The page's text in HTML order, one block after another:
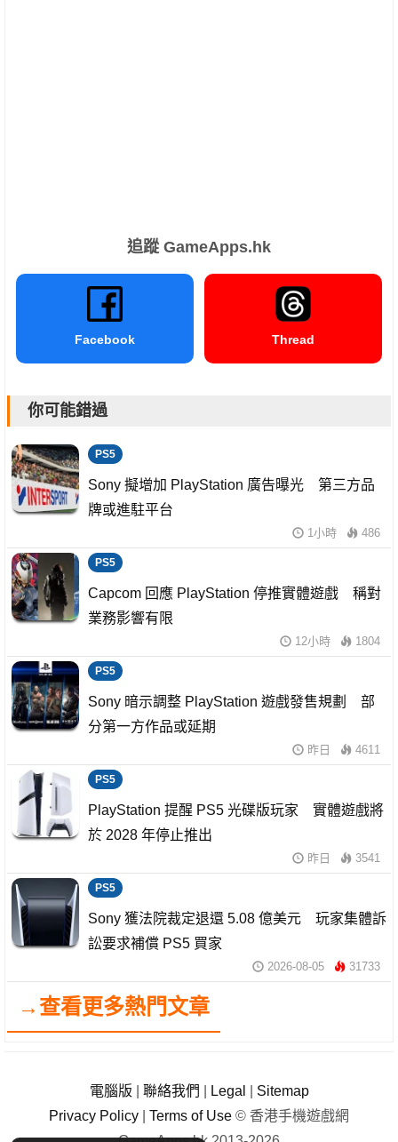
追蹤 GameApps.hk
Facebook Thread
你可能錯過
PS5
Sony 擬增加 PlayStation 廣告曝光 第三方品
牌或進駐平台
1小時 486
PS5
Capcom 回應 PlayStation 停推實體遊戲 稱對
業務影響有限
12小時 1804
PS5
Sony 暗示調整 PlayStation 遊戲發售規劃 部
分第一方作品或延期
昨日 4611
PS5
PlayStation 提醒 PS5 光碟版玩家 實體遊戲將
於 2028 年停止推出
昨日 3541
PS5
Sony 獲法院裁定退還 5.08 億美元 玩家集體訴
訟要求補償 PS5 買家
2026-08-05 31733
→查看更多熱門文章
電腦版 聯絡我們 Legal
Sitemap
Privacy Policy
Terms of Use © 香港手機遊戲網